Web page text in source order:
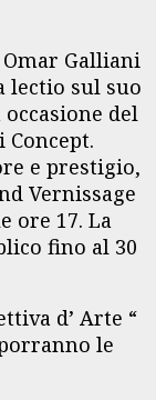
Galliani
lectio sul suo
del
e prestigio,
Vernissage
ore 17. La
fino al 30
d’ Arte “
le